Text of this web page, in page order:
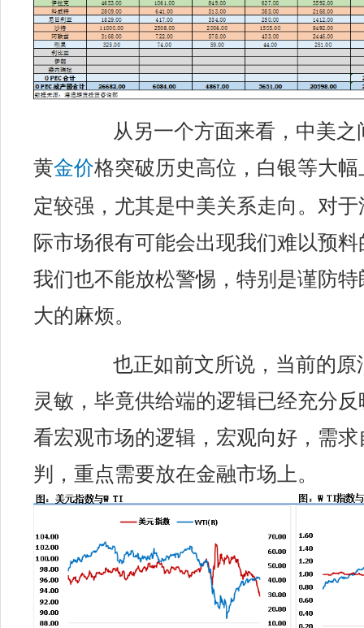
从另一个方面来看，中美
黄金价格突破历史高位，白银等大
定较强，尤其是中美关系走向。对
际市场很有可能会出现我们难以预
我们也不能放松警惕，特别是谨防
大的麻烦。
也正如前文所说，当前的
灵敏，毕竟供给端的逻辑已经充分
看宏观市场的逻辑，宏观向好，需
判，重点需要放在金融市场上。